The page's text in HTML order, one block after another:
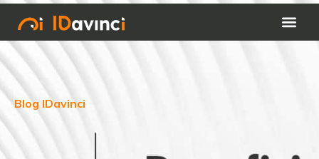
Blog IDavinci